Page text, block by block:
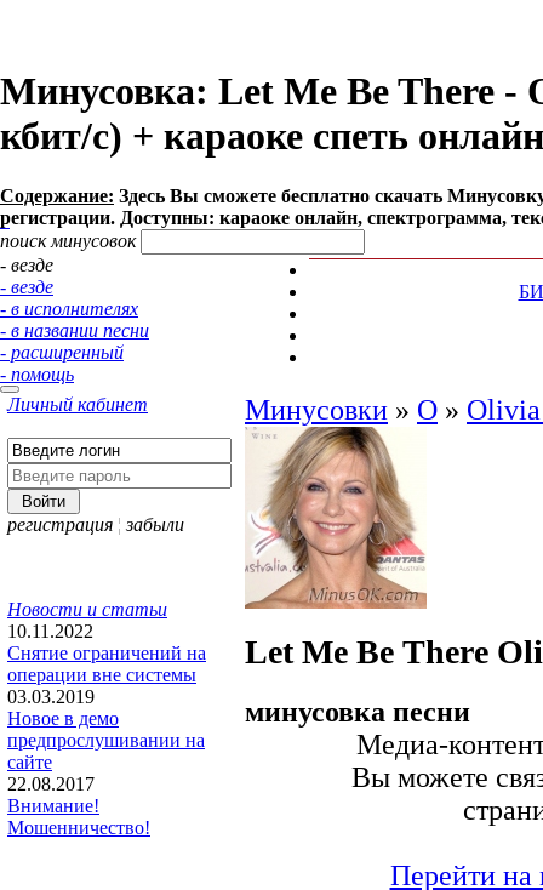
Минусовка: Let Me Be There -
кбит/с) + караоке спеть онлайн
Содержание: Здесь Вы сможете бесплатно cкачать
регистрации. Доступны: караоке онлайн, спектрограмма,
поиск минусовок
- везде
- везде
- в исполнителях
- в названии песни
- расширенный
- помощь
Личный кабинет
регистрация ¦ забыли
Новости и статьи
10.11.2022
Снятие ограничений на
операции вне системы
03.03.2019
Новое в демо
предпрослушивании на
сайте
22.08.2017
Внимание!
Мошенничество!
Минусовки » O » Olivia
Let Me Be There
минусовка песни
Медиа-
Вы можете
Перейти на